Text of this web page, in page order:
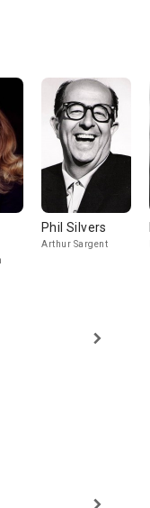
Phil Silvers
Arthur Sargent